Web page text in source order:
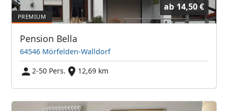
ab 14,50 €
Pension Bella
64546 Mörfelden-Walldorf
2-50 Pers.
12,69 km